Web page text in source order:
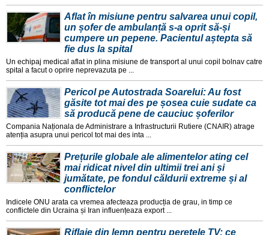
Aflat în misiune pentru salvarea unui copil,
un șofer de ambulanță s-a oprit să-și
cumpere un pepene. Pacientul aștepta să
fie dus la spital
Un echipaj medical aflat in plina misiune de transport al unui copil bolnav catre
spital a facut o oprire neprevazuta pe ...
Pericol pe Autostrada Soarelui: Au fost
găsite tot mai des pe șosea cuie sudate ca
să producă pene de cauciuc șoferilor
Compania Naționala de Administrare a Infrastructurii Rutiere (CNAIR) atrage
atenția asupra unui pericol tot mai des inta ...
Prețurile globale ale alimentelor ating cel
mai ridicat nivel din ultimii trei ani și
jumătate, pe fondul căldurii extreme și al
conflictelor
Indicele ONU arata ca vremea afecteaza producția de grau, in timp ce
conflictele din Ucraina și Iran influențeaza export ...
Riflaje din lemn pentru peretele TV: ce